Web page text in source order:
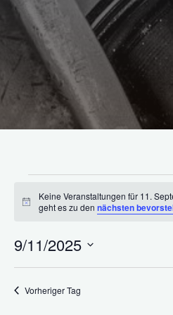
für
11.
Hinweis
Keine Veranstaltungen für 11.
geht es zu dennächsten
9/11/2025
Vorheriger Tag